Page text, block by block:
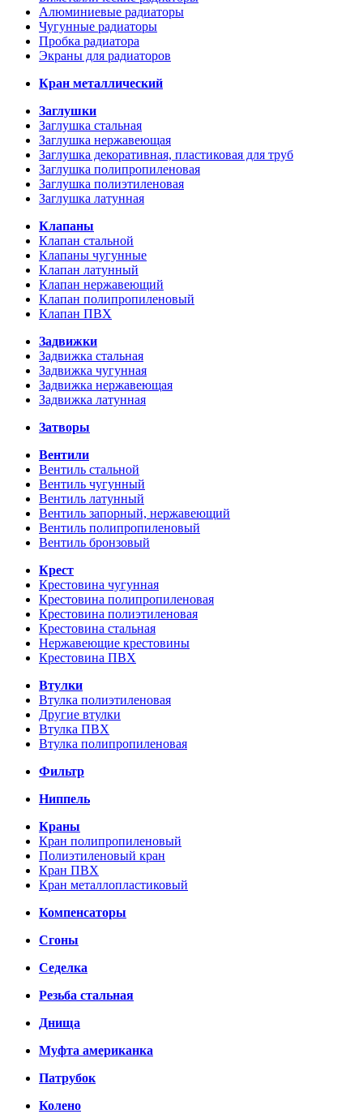
Алюминиевые радиаторы
Чугунные радиаторы
Пробка радиатора
Экраны для радиаторов
Кран металлический
Заглушки
Заглушка стальная
Заглушка нержавеющая
Заглушка декоративная, пластиковая для труб
Заглушка полипропиленовая
Заглушка полиэтиленовая
Заглушка латунная
Клапаны
Клапан стальной
Клапаны чугунные
Клапан латунный
Клапан нержавеющий
Клапан полипропиленовый
Клапан ПВХ
Задвижки
Задвижка стальная
Задвижка чугунная
Задвижка нержавеющая
Задвижка латунная
Затворы
Вентили
Вентиль стальной
Вентиль чугунный
Вентиль латунный
Вентиль запорный, нержавеющий
Вентиль полипропиленовый
Вентиль бронзовый
Крест
Крестовина чугунная
Крестовина полипропиленовая
Крестовина полиэтиленовая
Крестовина стальная
Нержавеющие крестовины
Крестовина ПВХ
Втулки
Втулка полиэтиленовая
Другие втулки
Втулка ПВХ
Втулка полипропиленовая
Фильтр
Ниппель
Краны
Кран полипропиленовый
Полиэтиленовый кран
Кран ПВХ
Кран металлопластиковый
Компенсаторы
Сгоны
Седелка
Резьба стальная
Днища
Муфта американка
Патрубок
Колено